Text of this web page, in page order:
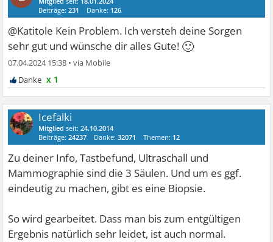
Beiträge:231 Danke: 126
@Katitole Kein Problem. Ich versteh deine Sorgen
sehr gut und wünsche dir alles Gute! 🙂
07.04.2024 15:38 •
x 1
Icefalki
Mitglied seit:24.10.2014
Beiträge:24237 Danke:32071 Themen: 12
Zu deiner Info, Tastbefund, Ultraschall und
Mammographie sind die 3 Säulen. Und um es ggf.
eindeutig zu machen, gibt es eine Biopsie.
So wird gearbeitet. Dass man bis zum entgültigen
Ergebnis natürlich sehr leidet, ist auch normal.